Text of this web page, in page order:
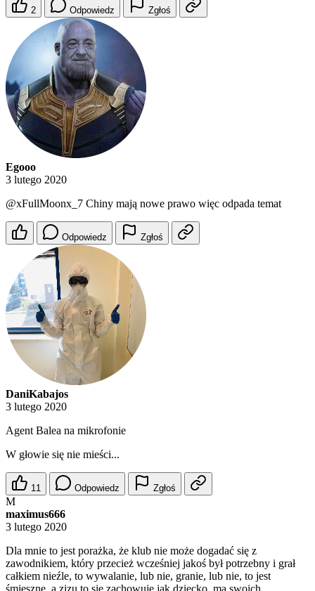
2 Odpowiedz Zgłoś
Egooo
3 lutego 2020
@xFullMoonx_7 Chiny mają nowe prawo więc odpada temat
Odpowiedz Zgłoś
DaniKabajos
3 lutego 2020
Agent Balea na mikrofonie
W głowie się nie mieści...
11 Odpowiedz Zgłoś
M
maximus666
3 lutego 2020
Dla mnie to jest porażka, że klub nie może dogadać się z
zawodnikiem, który przecież wcześniej jakoś był potrzebny i grał
całkiem nieźle, to wywalanie, lub nie, granie, lub nie, to jest
śmieszne, a zizu to się zachowuje jak dziecko, ma swoich